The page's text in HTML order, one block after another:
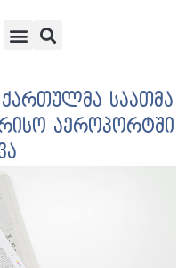
საათმა
აეროპორტში